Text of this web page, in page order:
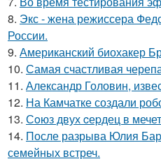
8. Экс - жена режиссера
России.
9. Американский биохакер
10. Самая счастливая
11. Александр Головин,
12. На Камчатке создали
13. Сoюз двух cеpдец в
14. После разрыва Юлия
семейных встреч.